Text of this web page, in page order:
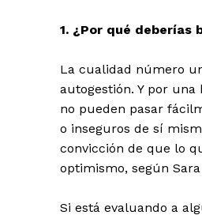
1. ¿Por qué deberías
La cualidad número
autogestión. Y por
no pueden pasar
o inseguros de sí
convicción de que lo
optimismo, según
Si está evaluando a